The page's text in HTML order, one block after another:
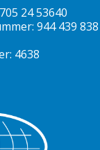
24 53640
944 439 838
4638